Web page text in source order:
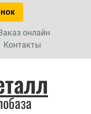
онлайн
Контакты